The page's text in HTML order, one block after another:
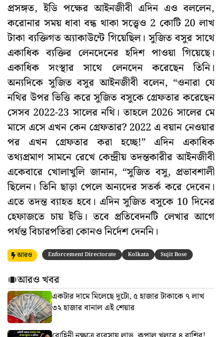
প্রসঙ্গত, ইডি পক্ষের আইনজীবী এদিন এও বললেন,
করোনার সময় ধাবা বন্ধ থাকা সত্ত্বেও 2 কোটি 20 লাখ
টাকা ব্যক্তিগত অ্যাকাউন্টে গিয়েছিল। সুজিত বসুর সাথে
একাধিক ব্যক্তির লেনদেনের হদিশ পাওয়া গিয়েছে।
একাধিক সংস্থার সাথে লেনদেন করেছেন তিনি।
অন্যদিকে সুজিত বসুর আইনজীবী বলেন, “ওনারা যে
নথির উপর ভিত্তি করে সুজিত বসুকে গ্রেফতার করেছেন
সেসব 2022-23 সালের নথি। তাহলে 2026 সালের মে
মাসে এসে এখন কেন গ্রেফতার? 2022 এ বয়ান নেওয়ার
পর এখন গ্রেফতার করা হচ্ছে!” এদিন একাধিক
তথ্যপ্রমাণ সামনে রেখে কেন্দ্রীয় তদন্তকারীর আইনজীবী
একেবারে খোলাখুলি জানান, “সুজিত বসু, প্রভাবশালী
ছিলেন। তিনি ছাড়া পেলে অন্যদের সতর্ক করে দেবেন।
এতে তদন্ত ব্যাহত হবে। এদিন সুজিত বসুকে 10 দিনের
হেফাজতে চায় ইডি। তবে প্রতিবেদনটি লেখার আগে
পর্যন্ত বিচারপতিরা কোনও নির্দেশ দেননি।
আরও Enforcement Directorate Kolkata Sujit Bose
আরও খবর
একটার দামে মিলেছে দুটো, ৫ হাজার টাকাকে ৭ লাখ
৩২ হাজার বানাল এই শেয়ার